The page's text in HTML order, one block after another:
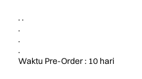
. .
.
.
.
Waktu Pre-Order : 10 hari